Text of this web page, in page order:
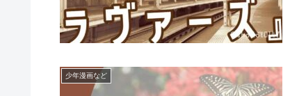
少年漫画など